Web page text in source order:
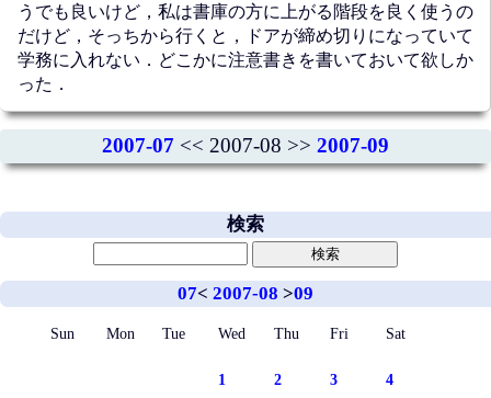
うでも良いけど，私は書庫の方に上がる階段を良く使うの
だけど，そっちから行くと，ドアが締め切りになっていて
学務に入れない．どこかに注意書きを書いておいて欲しか
った．
2007-07 << 2007-08 >> 2007-09
検索
07< 2007-08 >09
Sun Mon Tue Wed Thu Fri Sat
1 2 3 4